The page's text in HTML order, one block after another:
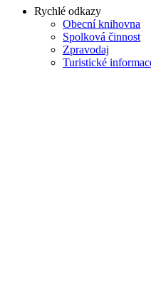
Rychlé odkazy
Obecní knihovna
Spolková činnost
Zpravodaj
Turistické